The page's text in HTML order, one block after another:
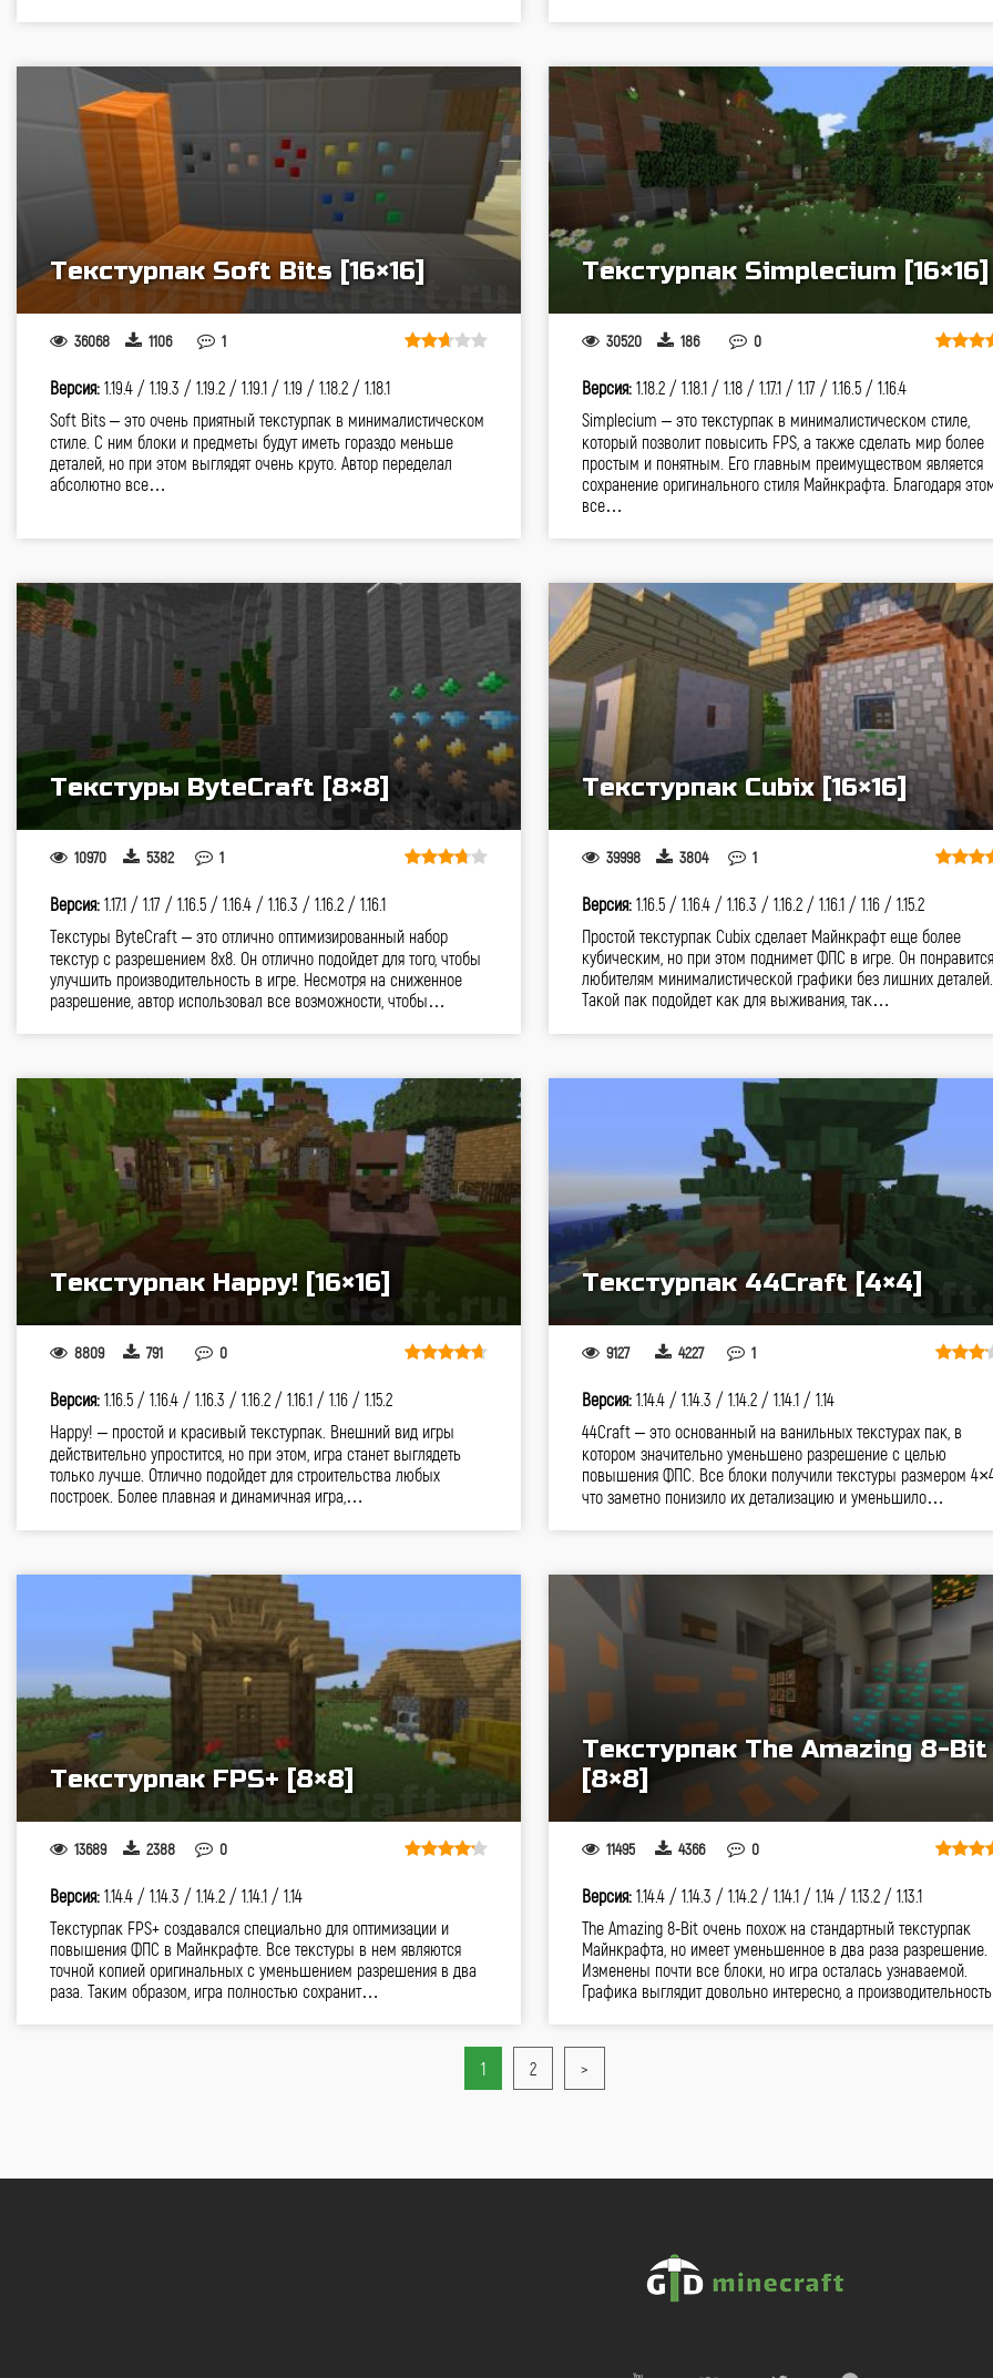
Текстурпак Soft Bits [16×16]
36068 1106 1
Версия: 1.19.4 / 1.19.3 / 1.19.2 / 1.19.1 / 1.19 / 1.18.2 / 1.18.1
Soft Bits – это очень приятный текстурпак в минималистическом
стиле. С ним блоки и предметы будут иметь гораздо меньше
деталей, но при этом выглядят очень круто. Автор переделал
абсолютно все…
Текстурпак Simplecium [16×16]
30520 186 0
Версия:1.18.2 /1.18.1 /1.18 /1.17.1 /1.17 /1.16.5 /1.16.4
Simplecium – это текстурпак в минималистическом стиле,
который позволит повысить FPS, а также сделать мир более
простым и понятным. Его главным преимуществом является
сохранение оригинального стиля Майнкрафта. Благодаря
все…
Текстуры ByteCraft [8×8]
10970 5382 1
Версия: 1.17.1 / 1.17 / 1.16.5 / 1.16.4 / 1.16.3 / 1.16.2 / 1.16.1
Текстуры ByteCraft – это отлично оптимизированный набор
текстур с разрешением 8х8. Он отлично подойдет для того, чтобы
улучшить производительность в игре. Несмотря на сниженное
разрешение, автор использовал все возможности, чтобы…
Текстурпак Cubix [16×16]
39998 3804 1
Версия:1.16.5 /1.16.4 /1.16.3 /1.16.2 /1.16.1 /1.16 /1.15.2
Простой текстурпак Cubix сделает Майнкрафт еще более
кубическим, но при этом поднимет ФПС в игре. Он понравится
любителям минималистической графики без лишних деталей.
Такой пак подойдет как для выживания, так…
Текстурпак Happy! [16×16]
8809 791 0
Версия: 1.16.5 / 1.16.4 / 1.16.3 / 1.16.2 / 1.16.1 / 1.16 / 1.15.2
Happy! – простой и красивый текстурпак. Внешний вид игры
действительно упростится, но при этом, игра станет выглядеть
только лучше. Отлично подойдет для строительства любых
построек. Более плавная и динамичная игра,…
Текстурпак 44Craft [4×4]
9127 4227 1
Версия:1.14.4 /1.14.3 /1.14.2 /1.14.1 /1.14
44Craft – это основанный на ванильных текстурах пак, в
котором значительно уменьшено разрешение с целью
повышения ФПС. Все блоки получили текстуры размером
что заметно понизило их детализацию и уменьшило…
Текстурпак FPS+ [8×8]
13689 2388 0
Версия: 1.14.4 / 1.14.3 / 1.14.2 / 1.14.1 / 1.14
Текстурпак FPS+ создавался специально для оптимизации и
повышения ФПС в Майнкрафте. Все текстуры в нем являются
точной копией оригинальных с уменьшением разрешения в два
раза. Таким образом, игра полностью сохранит…
Текстурпак The Amazing 8-Bit
[8×8]
11495 4366 0
Версия:1.14.4 /1.14.3 /1.14.2 /1.14.1 /1.14 /1.13.2 /1.13.1
The Amazing 8-Bit очень похож на стандартный текстурпак
Майнкрафта, но имеет уменьшенное в два раза разрешение.
Изменены почти все блоки, но игра осталась узнаваемой.
Графика выглядит довольно интересно, а
1 2 >